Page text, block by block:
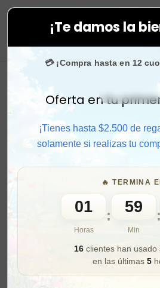
¡Te damos la
💳 ¡Compra hasta en 12
Activar sonido
Oferta en tu
¡Tienes hasta $2.500 de
solamente si realizas tu
🔥 TERMINA
01
Horas
: 59
Min
:
16clientes han usado
en las últimas 5
compras. ⚡ Compra rápido y